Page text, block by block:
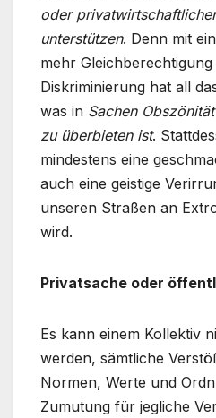
oder
unterstützen. Denn mit
mehr
Diskriminierung hat all
was in Sachen
zu überbieten ist.
mindestens eine
auch eine geistige
unseren Straßen an
wird.
Privatsache oder
Es kann einem Kollektiv
werden, sämtliche
Normen, Werte und
Zumutung für jegliche